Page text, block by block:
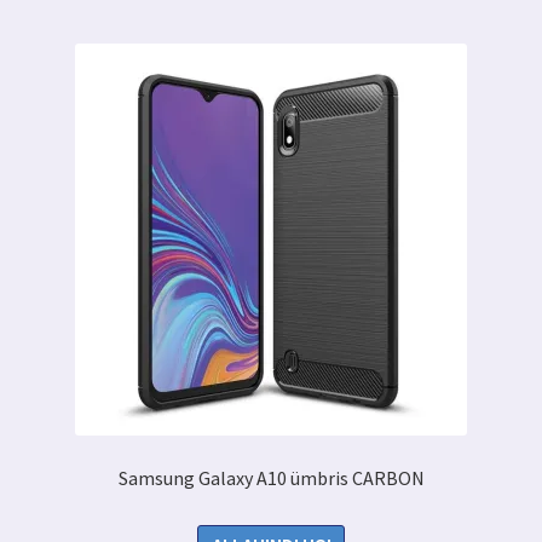
Samsung Galaxy A10 ümbris CARBON